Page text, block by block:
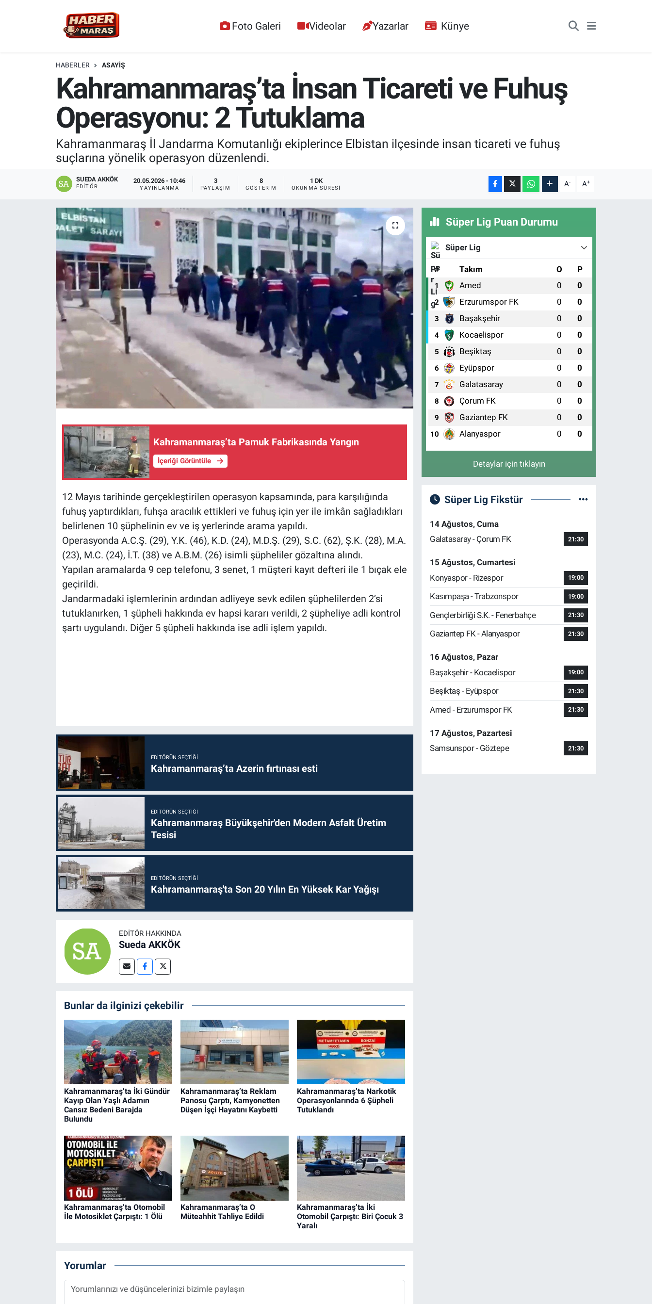
Foto Galeri Videolar Yazarlar Künye
HABERLER ASAYİŞ
Kahramanmaraş’ta İnsan Ticareti ve Fuhuş
Operasyonu: 2 Tutuklama
Kahramanmaraş İl Jandarma Komutanlığı ekiplerince Elbistan ilçesinde insan ticareti ve fuhuş
suçlarına yönelik operasyon düzenlendi.
SUEDA AKKÖK
EDITÖR
20.05.2026 - 10:46
YAYINLANMA
3
PAYLAŞIM
8
GÖSTERIM
1 DK
OKUNMA SÜRESI A- A+
Kahramanmaraş’ta Pamuk Fabrikasında Yangın
İçeriği Görüntüle
12 Mayıs tarihinde gerçekleştirilen operasyon kapsamında, para karşılığında
fuhuş yaptırdıkları, fuhşa aracılık ettikleri ve fuhuş için yer ile imkân sağladıkları
belirlenen 10 şüphelinin ev ve iş yerlerinde arama yapıldı.
Operasyonda A.C.Ş. (29), Y.K. (46), K.D. (24), M.D.Ş. (29), S.C. (62), Ş.K. (28), M.A.
(23), M.C. (24), İ.T. (38) ve A.B.M. (26) isimli şüpheliler gözaltına alındı.
Yapılan aramalarda 9 cep telefonu, 3 senet, 1 müşteri kayıt defteri ile 1 bıçak ele
geçirildi.
Jandarmadaki işlemlerinin ardından adliyeye sevk edilen şüphelilerden 2’si
tutuklanırken, 1 şüpheli hakkında ev hapsi kararı verildi, 2 şüpheliye adli kontrol
şartı uygulandı. Diğer 5 şüpheli hakkında ise adli işlem yapıldı.
EDITÖRÜN SEÇTIĞI
Kahramanmaraş’ta Azerin fırtınası esti
EDITÖRÜN SEÇTIĞI
Kahramanmaraş Büyükşehir'den Modern Asfalt Üretim
Tesisi
EDITÖRÜN SEÇTIĞI
Kahramanmaraş'ta Son 20 Yılın En Yüksek Kar Yağışı
EDITÖR HAKKINDA
Sueda AKKÖK
Bunlar da ilginizi çekebilir
Kahramanmaraş’ta İki Gündür
Kayıp Olan Yaşlı Adamın
Cansız Bedeni Barajda
Bulundu
Kahramanmaraş’ta Reklam
Panosu Çarptı, Kamyonetten
Düşen İşçi Hayatını Kaybetti
Kahramanmaraş’ta Narkotik
Operasyonlarında 6 Şüpheli
Tutuklandı
Kahramanmaraş’ta Otomobil
İle Motosiklet Çarpıştı: 1 Ölü
Kahramanmaraş’ta O
Müteahhit Tahliye Edildi
Kahramanmaraş’ta İki
Otomobil Çarpıştı: Biri Çocuk 3
Yaralı
Yorumlar
Süper Lig Puan Durumu
Süper Lig
# Takım O P
1 Amed 0 0
2 Erzurumspor FK 0 0
3 Başakşehir 0 0
4 Kocaelispor 0 0
5 Beşiktaş 0 0
6 Eyüpspor 0 0
7 Galatasaray 0 0
8 Çorum FK 0 0
9 Gaziantep FK 0 0
10 Alanyaspor 0 0
Detaylar için tıklayın
Süper Lig Fikstür
14 Ağustos, Cuma
Galatasaray - Çorum FK
21:30
15 Ağustos, Cumartesi
Konyaspor - Rizespor
19:00
Kasımpaşa - Trabzonspor 19:00
Gençlerbirliği S.K. - Fenerbahçe 21:30
Gaziantep FK - Alanyaspor 21:30
16 Ağustos, Pazar
Başakşehir - Kocaelispor
19:00
Beşiktaş - Eyüpspor 21:30
Amed - Erzurumspor FK 21:30
17 Ağustos, Pazartesi
Samsunspor - Göztepe
21:30
YEREL YÖNETİM
GÜNCEL
BİLİM VE TEKNOLOJİ
KADIN AİLE
EKONOMİ
SİYASET
EĞİTİM
KÜLTÜR-SANAT
Nöbetçi Eczaneler
Hava Durumu
Trafik Durumu
Süper Lig Puan Durumu ve Fikstür
Tüm Manşetler
Son Dakika Haberleri
Haber Arşivi